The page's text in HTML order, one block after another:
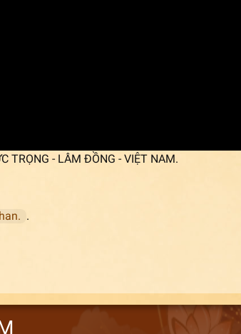
TRỌNG - LÂM ĐỒNG - VIỆT NAM.
.